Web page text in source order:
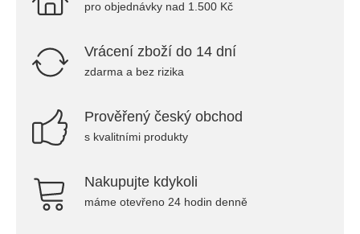
pro objednávky nad 1.500 Kč
Vrácení zboží do 14 dní
zdarma a bez rizika
Prověřený český obchod
s kvalitními produkty
Nakupujte kdykoli
máme otevřeno 24 hodin denně